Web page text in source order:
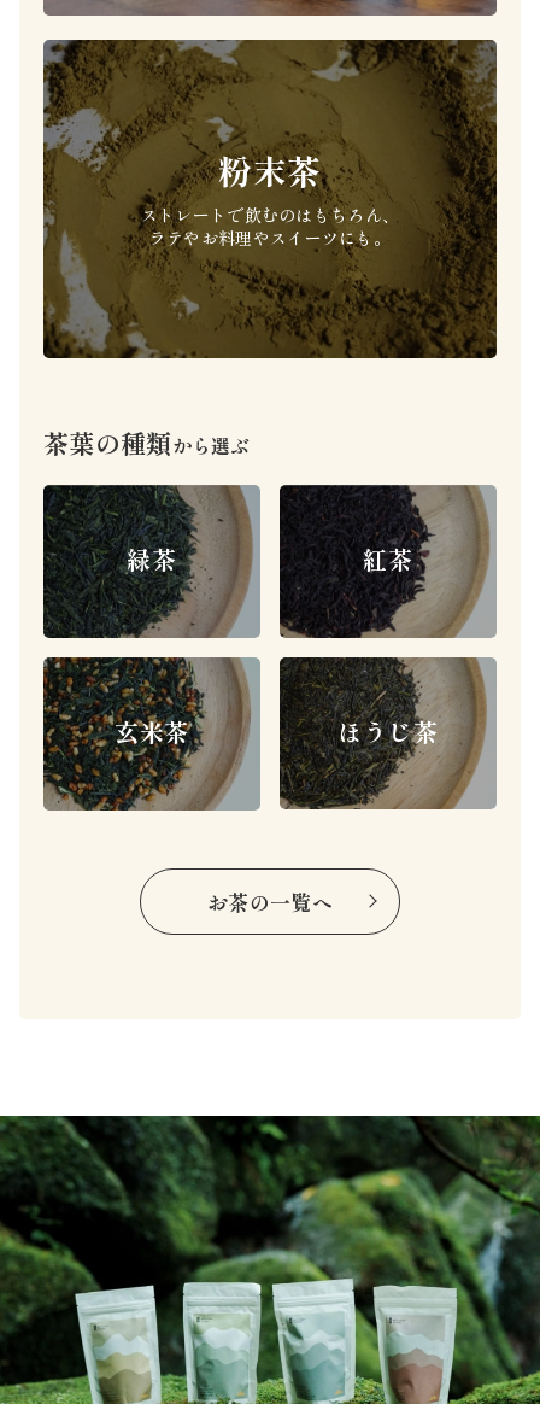
粉末茶
ストレートで飲むのはもちろん、
ラテやお料理やスイーツにも。
茶葉の種類から選ぶ
緑茶 紅茶
玄米茶 ほうじ茶
お茶の一覧へ